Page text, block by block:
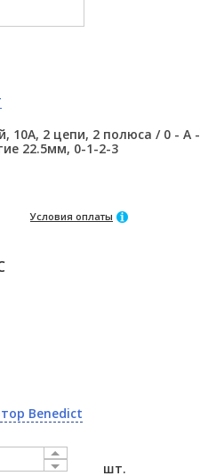
10А, 2 цепи, 2 полюса / 0 - A -
22.5мм, 0-1-2-3
Условия оплаты
Benedict
шт.